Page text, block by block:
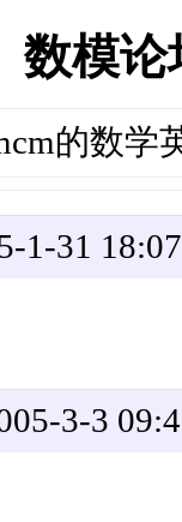
数模论
的数学
1-31
3-3